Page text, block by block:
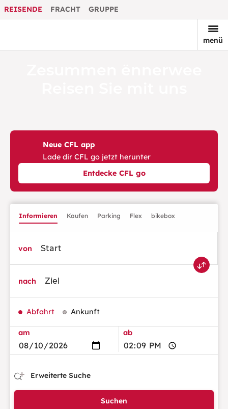
REISENDE FRACHT GRUPPE
menü
Neue CFL app
Lade dir CFL go jetzt herunter
Entdecke CFL go
Informieren Kaufen Parking Flex bikebox
von
nach
Abfahrt Ankunft
am ab
Erweiterte Suche
Suchen